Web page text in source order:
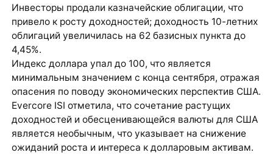
Инвесторы продали казначейские облигации, что
привело к росту доходностей; доходность 10-летних
облигаций увеличилась на 62 базисных пункта до
4,45%.
Индекс доллара упал до 100, что является
минимальным значением с конца сентября, отражая
опасения по поводу экономических перспектив США.
Evercore ISI отметила, что сочетание растущих
доходностей и обесценивающейся валюты для США
является необычным, что указывает на снижение
ожиданий роста и интереса к долларовым активам.